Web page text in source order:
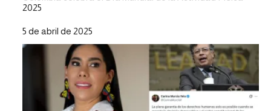
2025
Fecha
5 de abril de 2025